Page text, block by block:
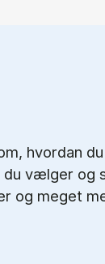
hvordan
vælger og
og meget